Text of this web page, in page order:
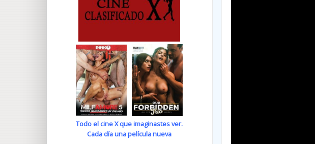
Todo el cine X que imaginastes ver.
Cada día una película nueva